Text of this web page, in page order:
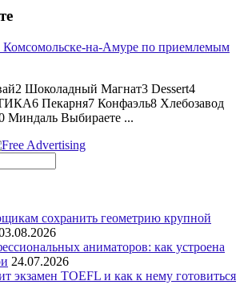
Комсомольске-на-Амуре по приемлемым
Шоколадный Магнат3 Dessert4
Пекарня7 Конфаэль8 Хлебозавод
Миндаль Выбираете ...
сохранить геометрию крупной
аниматоров: как устроена
24.07.2026
экзамен TOEFL и как к нему готовиться